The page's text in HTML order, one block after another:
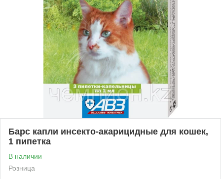
Барс капли инсекто-акарицидные для кошек,
1 пипетка
В наличии
Розница